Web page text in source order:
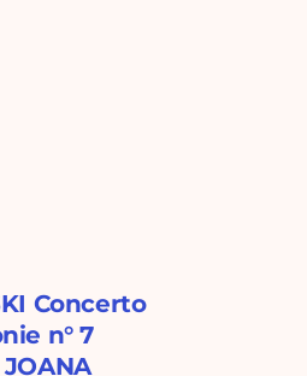
Concerto
n° 7
JOANA